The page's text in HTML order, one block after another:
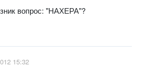
вопрос: "НАХЕРА"?
15:32